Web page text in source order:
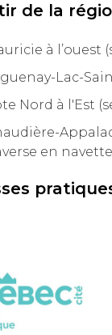
de la
à l’ouest
Lac-
Nord à l'Est
en